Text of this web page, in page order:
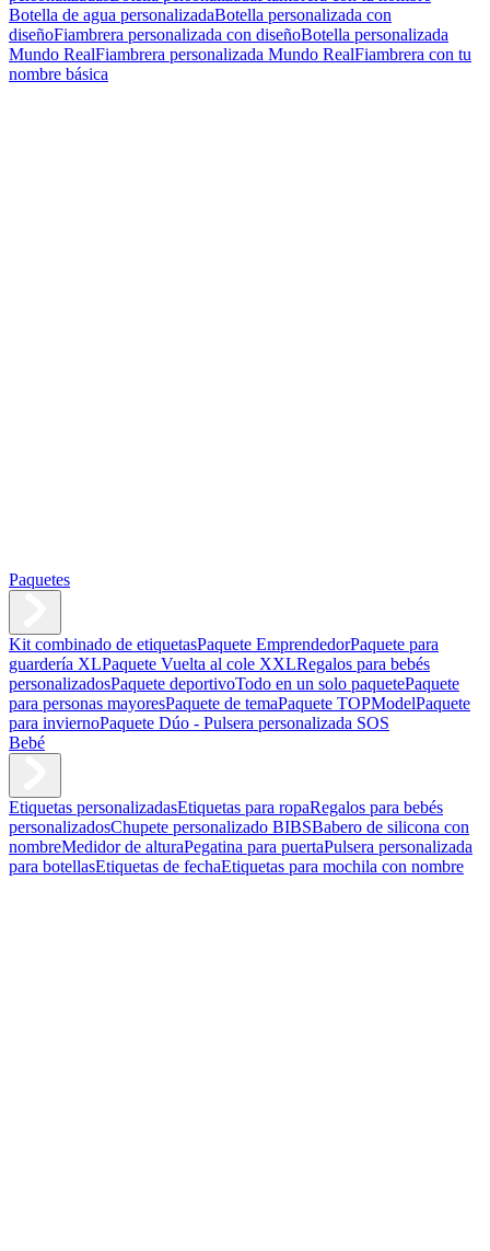
Botella de agua personalizadaBotella personalizada con
diseñoFiambrera personalizada con diseñoBotella personalizada
Mundo RealFiambrera personalizada Mundo RealFiambrera con tu
nombre básica
Paquetes
Kit combinado de etiquetasPaquete EmprendedorPaquete para
guardería XLPaquete Vuelta al cole XXLRegalos para bebés
personalizadosPaquete deportivoTodo en un solo paquetePaquete
para personas mayoresPaquete de temaPaquete TOPModelPaquete
para inviernoPaquete Dúo - Pulsera personalizada SOS
Bebé
Etiquetas personalizadasEtiquetas para ropaRegalos para bebés
personalizadosChupete personalizado BIBSBabero de silicona con
nombreMedidor de alturaPegatina para puertaPulsera personalizada
para botellasEtiquetas de fechaEtiquetas para mochila con nombre